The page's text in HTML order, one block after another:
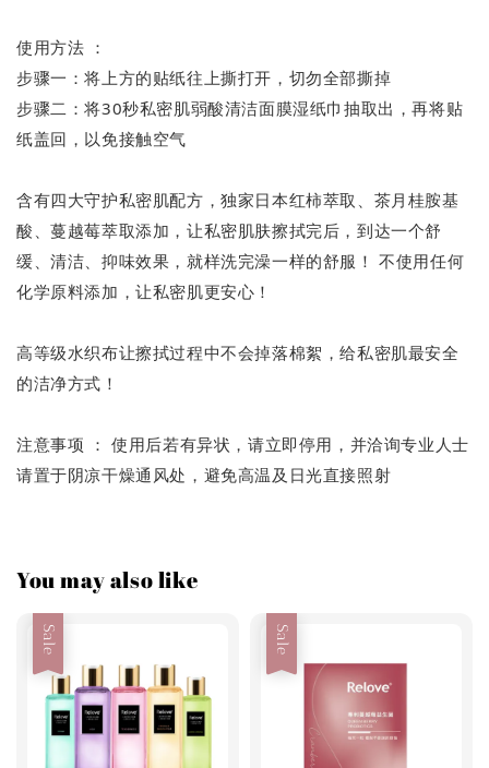
使用方法 ：
步骤一：将上方的贴纸往上撕打开，切勿全部撕掉
步骤二：将30秒私密肌弱酸清洁面膜湿纸巾抽取出，再将贴
纸盖回，以免接触空气
含有四大守护私密肌配方，独家日本红柿萃取、茶月桂胺基
酸、蔓越莓萃取添加，让私密肌肤擦拭完后，到达一个舒
缓、清洁、抑味效果，就样洗完澡一样的舒服！ 不使用任何
化学原料添加，让私密肌更安心！
高等级水织布让擦拭过程中不会掉落棉絮，给私密肌最安全
的洁净方式！
注意事项 ： 使用后若有异状，请立即停用，并洽询专业人士
请置于阴凉干燥通风处，避免高温及日光直接照射
You may also like
Sale Sale